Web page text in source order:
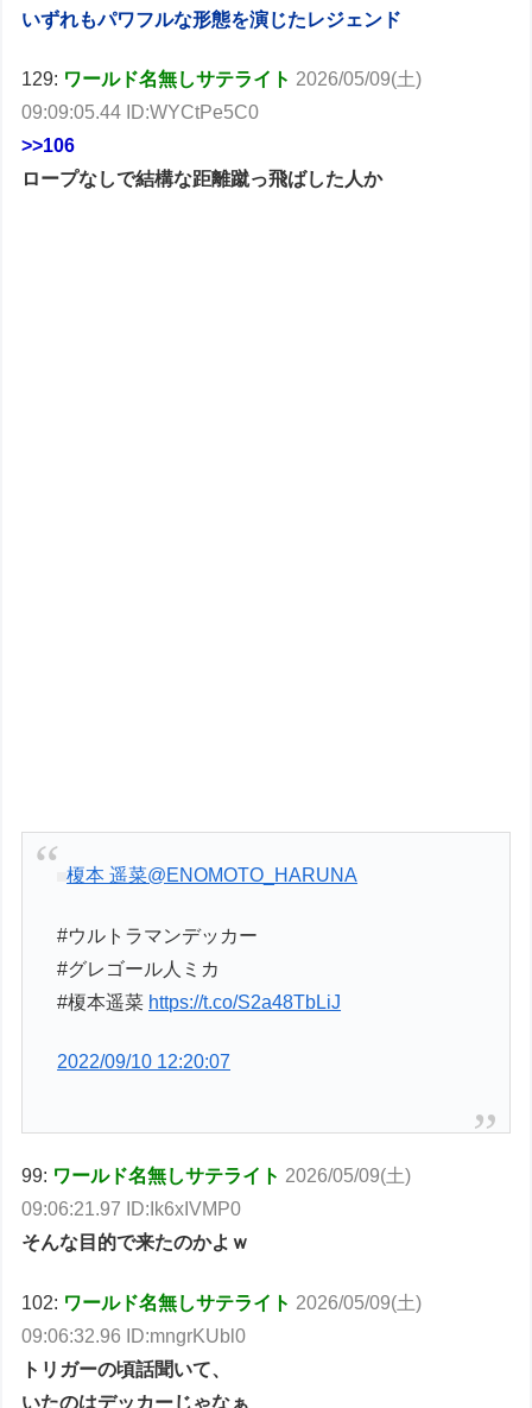
いずれもパワフルな形態を演じたレジェンド
129: ワールド名無しサテライト 2026/05/09(土)
09:09:05.44 ID:WYCtPe5C0
>>106
ロープなしで結構な距離蹴っ飛ばした人か
榎本 遥菜@ENOMOTO_HARUNA
#ウルトラマンデッカー
#グレゴール人ミカ
#榎本遥菜 https://t.co/S2a48TbLiJ
2022/09/10 12:20:07
99: ワールド名無しサテライト 2026/05/09(土)
09:06:21.97 ID:Ik6xIVMP0
そんな目的で来たのかよｗ
102: ワールド名無しサテライト 2026/05/09(土)
09:06:32.96 ID:mngrKUbl0
トリガーの頃話聞いて、
いたのはデッカーじゃなぁ